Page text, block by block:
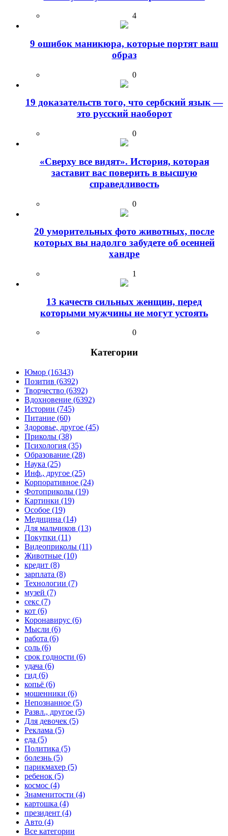
4
9 ошибок маникюра, которые портят ваш
образ
0
19 доказательств того, что сербский язык —
это русский наоборот
0
«Сверху все видят». История, которая
заставит вас поверить в высшую
справедливость
0
20 уморительных фото животных, после
которых вы надолго забудете об осенней
хандре
1
13 качеств сильных женщин, перед
которыми мужчины не могут устоять
0
Категории
Юмор (16343)
Позитив (6392)
Творчество (6392)
Вдохновение (6392)
Истории (745)
Питание (60)
Здоровье, другое (45)
Приколы (38)
Психология (35)
Образование (28)
Наука (25)
Инф., другое (25)
Корпоративное (24)
Фотоприколы (19)
Картинки (19)
Особое (19)
Медицина (14)
Для мальчиков (13)
Покупки (11)
Видеоприколы (11)
Животные (10)
кредит (8)
зарплата (8)
Технологии (7)
музей (7)
секс (7)
кот (6)
Коронавирус (6)
Мысли (6)
работа (6)
соль (6)
срок годности (6)
удача (6)
гид (6)
копьё (6)
мошенники (6)
Непознанное (5)
Развл., другое (5)
Для девочек (5)
Реклама (5)
еда (5)
Политика (5)
болезнь (5)
парикмахер (5)
ребенок (5)
космос (4)
Знаменитости (4)
картошка (4)
президент (4)
Авто (4)
Все категории